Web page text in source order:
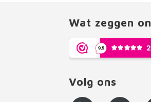
Wat zeggen
Volg ons